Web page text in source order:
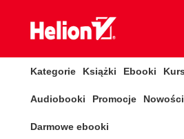
Kategorie Książki Ebooki
Audiobooki Promocje Nowości
Darmowe ebooki